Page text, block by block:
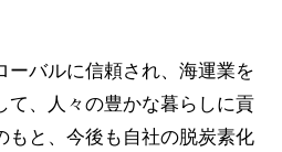
バルに信頼され、海運業を
て、人々の豊かな暮らしに貢
もと、今後も自社の脱炭素化